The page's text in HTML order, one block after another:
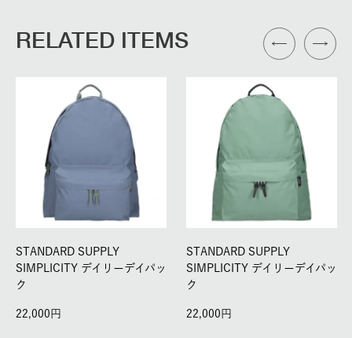
RELATED ITEMS
STANDARD SUPPLY
SIMPLICITY デイリーデイパッ
ク
22,000
STANDARD SUPPLY
SIMPLICITY デイリーデイパッ
ク
22,000